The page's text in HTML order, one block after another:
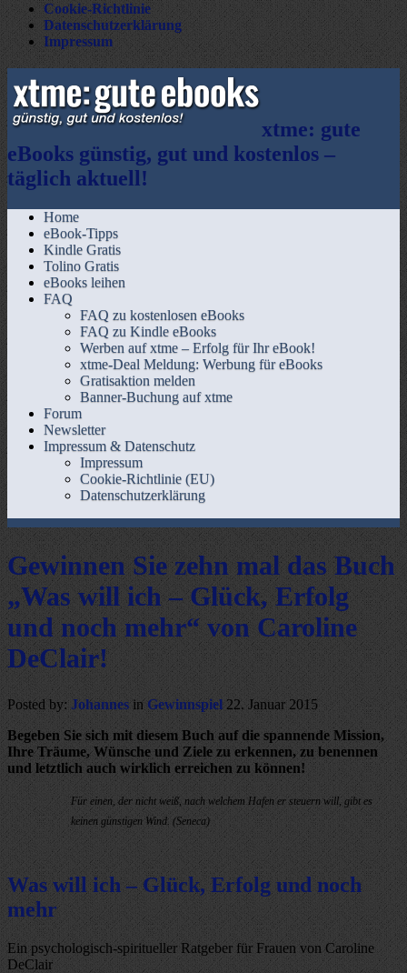
Cookie-Richtlinie
Datenschutzerklärung
Impressum
xtme: gute
eBooks günstig, gut und kostenlos –
täglich aktuell!
Home
eBook-Tipps
Kindle Gratis
Tolino Gratis
eBooks leihen
FAQ
FAQ zu kostenlosen eBooks
FAQ zu Kindle eBooks
Werben auf xtme – Erfolg für Ihr eBook!
xtme-Deal Meldung: Werbung für eBooks
Gratisaktion melden
Banner-Buchung auf xtme
Forum
Newsletter
Impressum & Datenschutz
Impressum
Cookie-Richtlinie (EU)
Datenschutzerklärung
Gewinnen Sie zehn mal das Buch
„Was will ich – Glück, Erfolg
und noch mehr“ von Caroline
DeClair!
Posted by: Johannes in Gewinnspiel 22. Januar 2015
Begeben Sie sich mit diesem Buch auf die spannende Mission,
Ihre Träume, Wünsche und Ziele zu erkennen, zu benennen
und letztlich auch wirklich erreichen zu können!
Für einen, der nicht weiß, nach welchem Hafen er steuern will, gibt es
keinen günstigen Wind. (Seneca)
Was will ich – Glück, Erfolg und noch
mehr
Ein psychologisch-spiritueller Ratgeber für Frauen von Caroline
DeClair